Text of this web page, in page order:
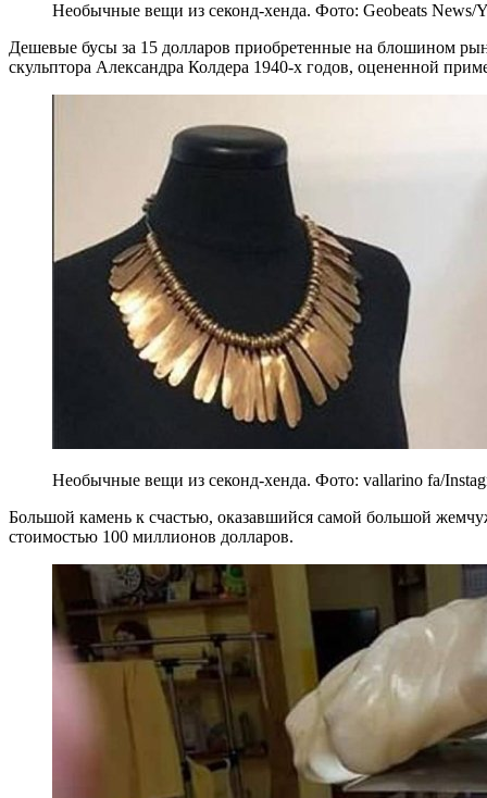
Необычные вещи из секонд-хенда. Фото: Geobeats News/
Дешевые бусы за 15 долларов приобретенные на блошином
скульптора Александра Колдера 1940-х годов, оцененной
Необычные вещи из секонд-хенда. Фото: vallarino fa/
Большой камень к счастью, оказавшийся самой большой
стоимостью 100 миллионов долларов.